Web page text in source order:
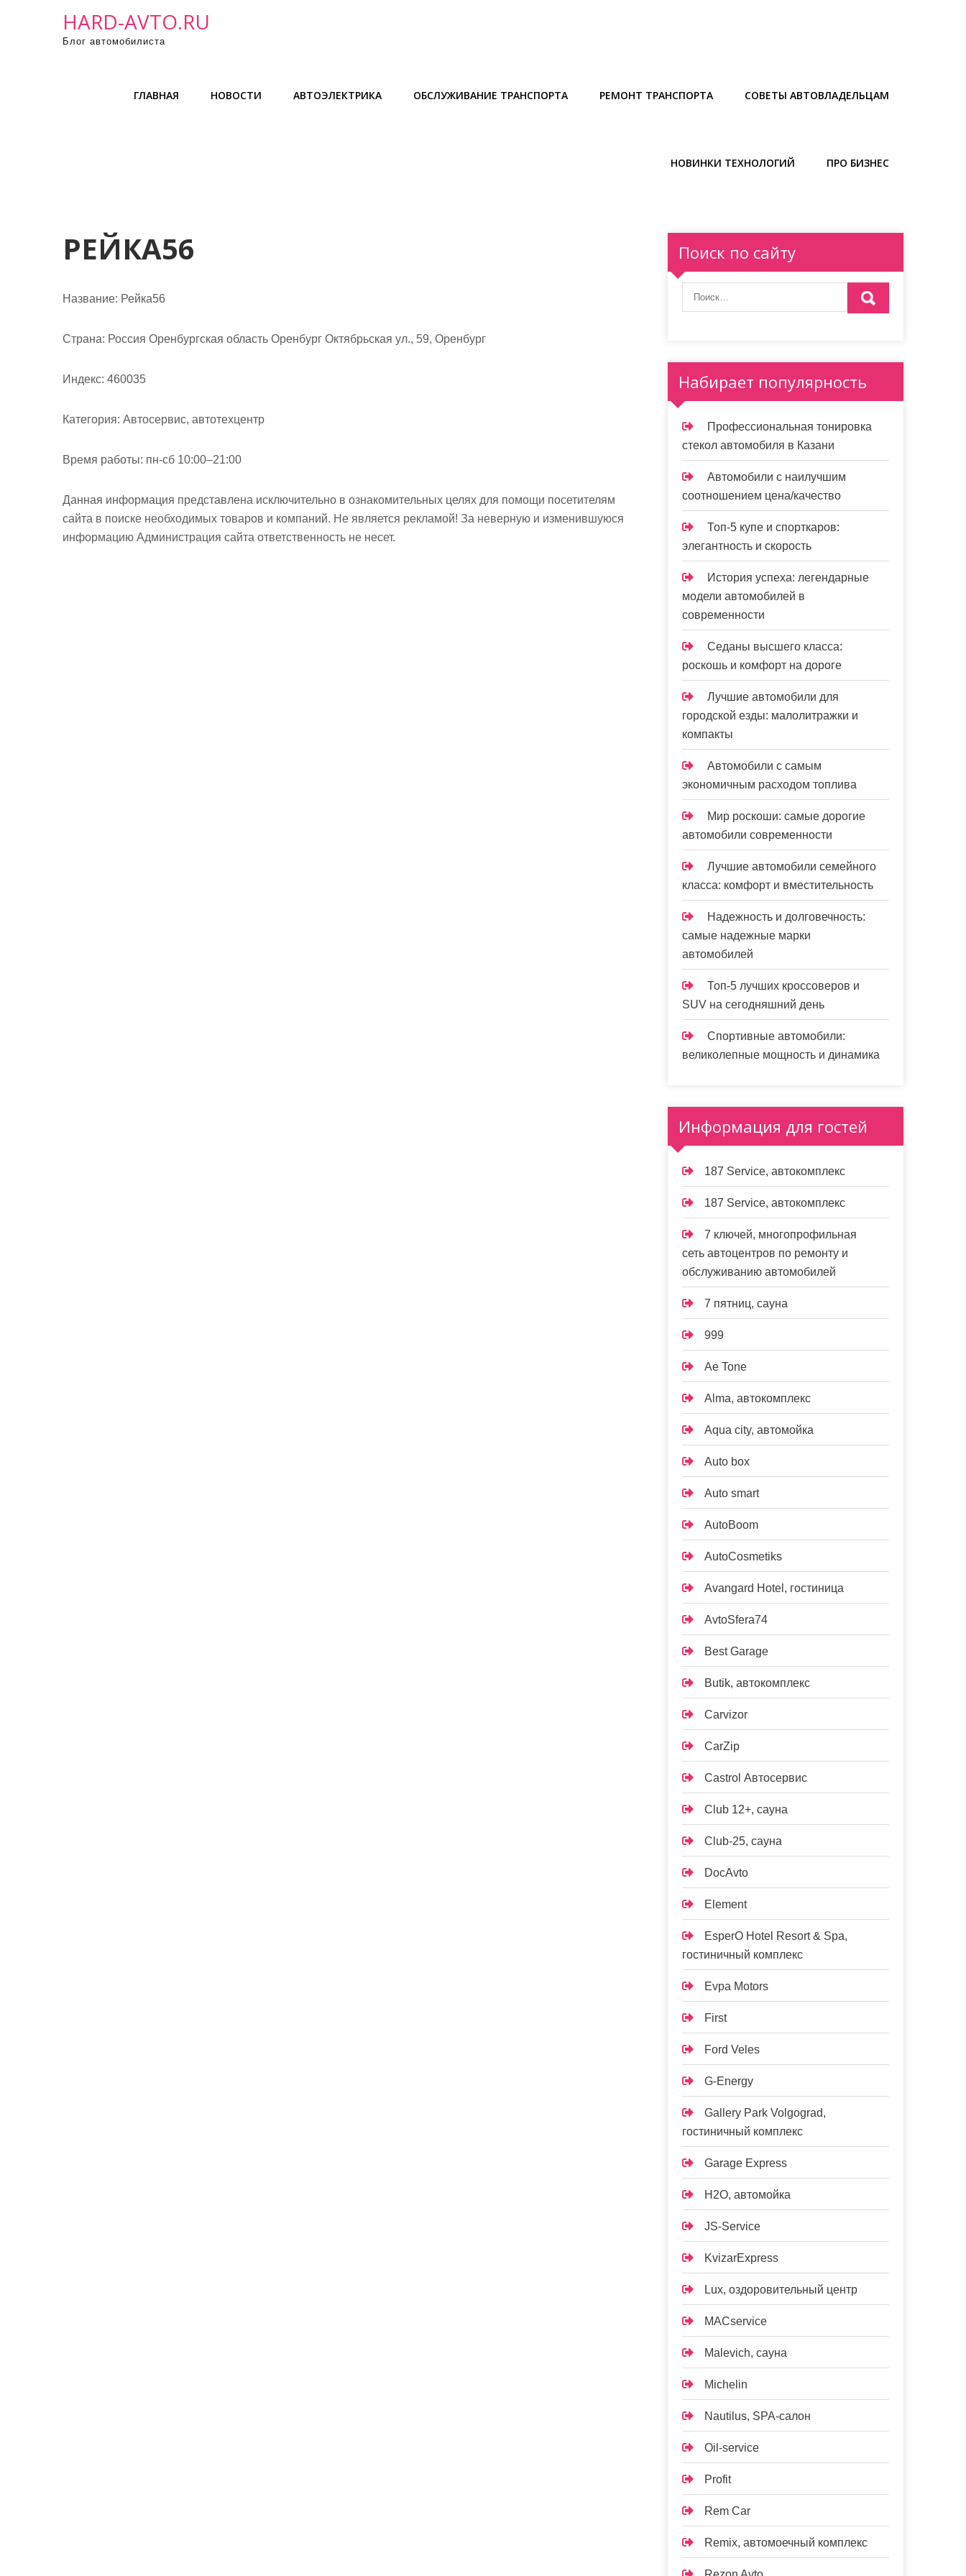
HARD-AVTO.RU
Блог автомобилиста
ГЛАВНАЯ НОВОСТИ АВТОЭЛЕКТРИКА ОБСЛУЖИВАНИЕ ТРАНСПОРТА РЕМОНТ ТРАНСПОРТА СОВЕТЫ АВТОВЛАДЕЛЬЦАМ
НОВИНКИ ТЕХНОЛОГИЙ ПРО БИЗНЕС
РЕЙКА56
Название: Рейка56
Страна: Россия Оренбургская область Оренбург Октябрьская ул., 59, Оренбург
Индекс: 460035
Категория: Автосервис, автотехцентр
Время работы: пн-сб 10:00–21:00
Данная информация представлена исключительно в ознакомительных целях для помощи посетителям
сайта в поиске необходимых товаров и компаний. Не является рекламой! За неверную и изменившуюся
информацию Администрация сайта ответственность не несет.
Поиск по сайту
Набирает популярность
Профессиональная тонировка
стекол автомобиля в Казани
Автомобили с наилучшим
соотношением цена/качество
Топ-5 купе и спорткаров:
элегантность и скорость
История успеха: легендарные
модели автомобилей в
современности
Седаны высшего класса:
роскошь и комфорт на дороге
Лучшие автомобили для
городской езды: малолитражки и
компакты
Автомобили с самым
экономичным расходом топлива
Мир роскоши: самые дорогие
автомобили современности
Лучшие автомобили семейного
класса: комфорт и вместительность
Надежность и долговечность:
самые надежные марки
автомобилей
Топ-5 лучших кроссоверов и
SUV на сегодняшний день
Спортивные автомобили:
великолепные мощность и динамика
Информация для гостей
187 Service, автокомплекс
187 Service, автокомплекс
7 ключей, многопрофильная
сеть автоцентров по ремонту и
обслуживанию автомобилей
7 пятниц, сауна
999
Ae Tone
Alma, автокомплекс
Aqua city, автомойка
Auto box
Auto smart
AutoBoom
AutoCosmetiks
Avangard Hotel, гостиница
AvtoSfera74
Best Garage
Butik, автокомплекс
Carvizor
CarZip
Castrol Автосервис
Club 12+, сауна
Club-25, сауна
DocAvto
Element
EsperO Hotel Resort & Spa,
гостиничный комплекс
Evpa Motors
First
Ford Veles
G-Energy
Gallery Park Volgograd,
гостиничный комплекс
Garage Express
H2O, автомойка
JS-Service
KvizarExpress
Lux, оздоровительный центр
MACservice
Malevich, сауна
Michelin
Nautilus, SPA-салон
Oil-service
Profit
Rem Car
Remix, автомоечный комплекс